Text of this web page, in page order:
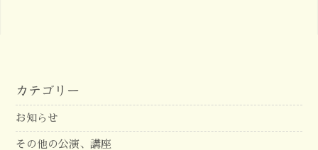
カテゴリー
お知らせ
その他の公演、講座